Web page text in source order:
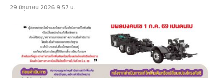
29 มิถุนายน 2026 9:57 น.